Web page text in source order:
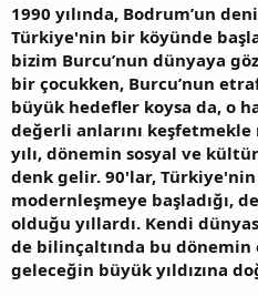
1990 yılında, Bodrum’un
Türkiye'nin bir köyünde
bizim Burcu’nun dünyaya
bir çocukken, Burcu’nun
büyük hedefler koysa da, o
değerli anlarını
yılı, dönemin sosyal ve
denk gelir. 90'lar, Türkiye'nin
modernleşmeye başladığı,
olduğu yıllardı. Kendi
de bilinçaltında bu
geleceğin büyük yıldızına